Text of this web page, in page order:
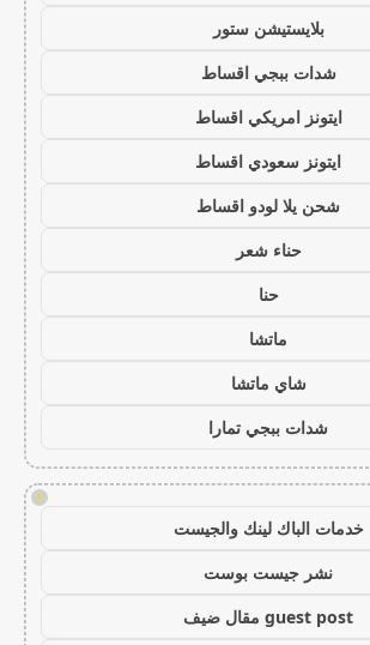
بلايستيشن ستور
شدات ببجي اقساط
ايتونز امريكي اقساط
ايتونز سعودي اقساط
شحن يلا لودو اقساط
حناء شعر
حنا
ماتشا
شاي ماتشا
شدات ببجي تمارا
!
خدمات الباك لينك والجيست
نشر جيست بوست
guest post مقال ضيف